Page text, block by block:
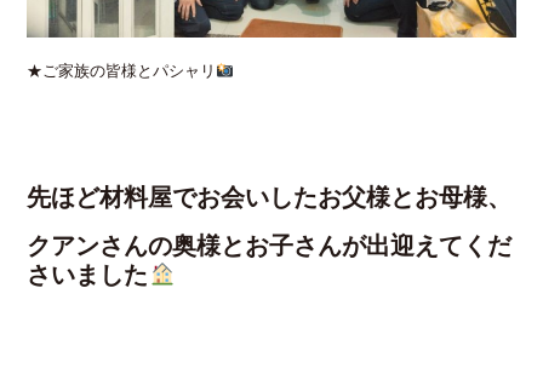
★ご家族の皆様とパシャリ
先ほど材料屋でお会いしたお父様とお母様、
クアンさんの奥様とお子さんが出迎えてくだ
さいました